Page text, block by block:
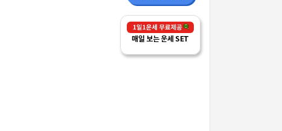
매일 보는 운세 SET